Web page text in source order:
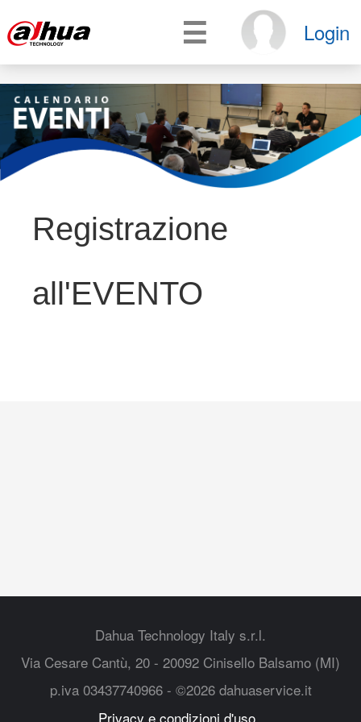
Login
☰
Registrazione
all'EVENTO
Dahua Technology Italy s.r.l.
Via Cesare Cantù, 20 - 20092 Cinisello Balsamo (MI)
p.iva 03437740966 - ©2026 dahuaservice.it
Privacy e condizioni d'uso